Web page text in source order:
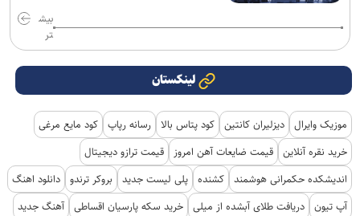
بیش
تر
لینکستان
موزیک وایرال دیزلیران کانتین کود پتاس بالا رسانه رپاپ کود مایع مرغی
خرید نقره آنلاین قیمت ضایعات آهن امروز
قیمت ترازو دیجیتال
اندیشکده حکمرانی هوشمند کشنده پلی لیست جدید بروکر ترندو دانلود اهنگ
آپ تیون دریافت طلای آبشده از میلی خرید سکه پارسیان اقساطی آهنگ جدید